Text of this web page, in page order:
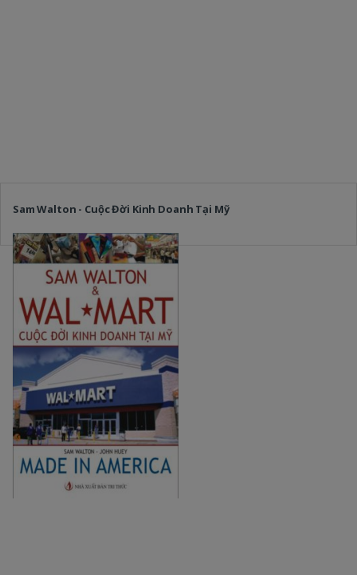
Sam Walton - Cuộc Đời Kinh Doanh Tại Mỹ